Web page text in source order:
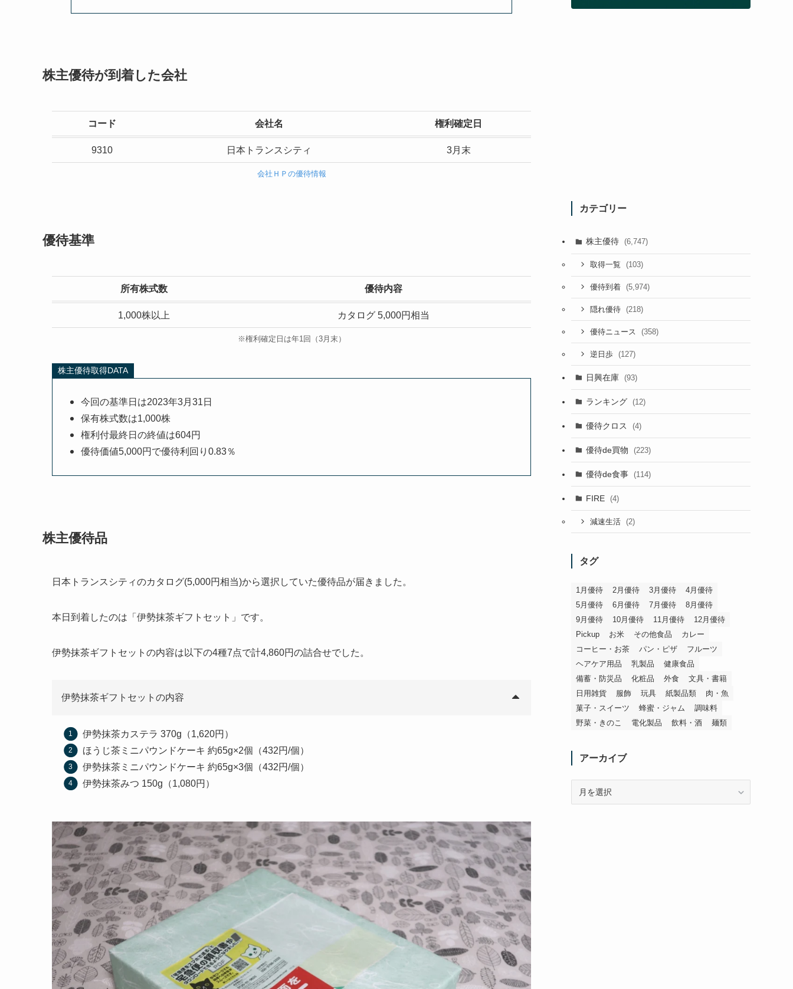
株主優待が到着した会社
コード 会社名 権利確定日
9310 日本トランスシティ 3月末
会社ＨＰの優待情報
優待基準
所有株式数 優待内容
1,000株以上 カタログ 5,000円相当
※権利確定日は年1回（3月末）
株主優待取得DATA
今回の基準日は2023年3月31日
保有株式数は1,000株
権利付最終日の終値は604円
優待価値5,000円で優待利回り0.83％
株主優待品
日本トランスシティのカタログ(5,000円相当)から選択していた優待品が届きました。
本日到着したのは「伊勢抹茶ギフトセット」です。
伊勢抹茶ギフトセットの内容は以下の4種7点で計4,860円の詰合せでした。
伊勢抹茶ギフトセットの内容
伊勢抹茶カステラ 370g（1,620円）
ほうじ茶ミニパウンドケーキ 約65g×2個（432円/個）
伊勢抹茶ミニパウンドケーキ 約65g×3個（432円/個）
伊勢抹茶みつ 150g（1,080円）
カテゴリー
株主優待 (6,747)
取得一覧 (103)
優待到着 (5,974)
隠れ優待 (218)
優待ニュース (358)
逆日歩 (127)
日興在庫 (93)
ランキング (12)
優待クロス (4)
優待de買物 (223)
優待de食事 (114)
FIRE (4)
減速生活 (2)
タグ
1月優待 2月優待 3月優待
4月優待
5月優待
6月優待 7月優待
8月優待
9月優待
10月優待 11月優待
12月優待
Pickup
お米 その他食品
カレー
コーヒー・お茶
パン・ピザ
フルーツ
ヘアケア用品
乳製品
健康食品
備蓄・防災品
化粧品 外食
文具・書籍
日用雑貨
服飾 玩具 紙製品類
肉・魚
菓子・スイーツ
蜂蜜・ジャム
調味料
野菜・きのこ
電化製品 飲料・酒 麺類
アーカイブ